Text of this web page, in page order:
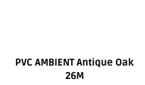
PVC AMBIENT Antique Oak
26M